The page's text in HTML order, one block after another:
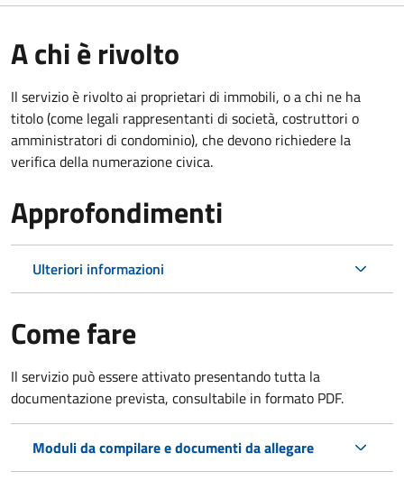
A chi è rivolto
Il servizio è rivolto ai proprietari di immobili, o a chi ne ha
titolo (come legali rappresentanti di società, costruttori o
amministratori di condominio), che devono richiedere la
verifica della numerazione civica.
Approfondimenti
Ulteriori informazioni
Come fare
Il servizio può essere attivato presentando tutta la
documentazione prevista, consultabile in formato PDF.
Moduli da compilare e documenti da allegare